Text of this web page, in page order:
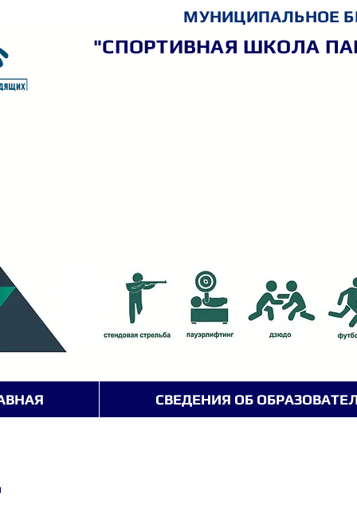
МУНИЦИПАЛЬНОЕ
"СПОРТИВНАЯ ШКОЛА
СВЕДЕНИЯ ОБ